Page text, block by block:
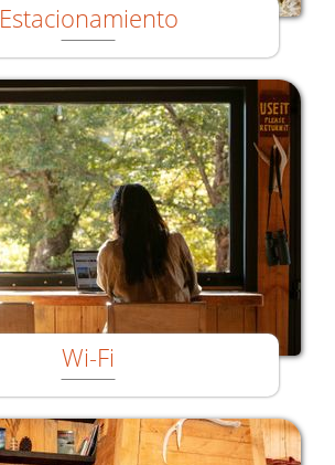
Estacionamiento
Wi-Fi